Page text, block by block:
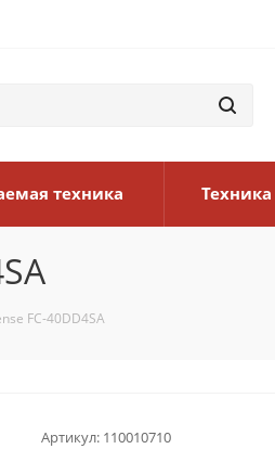
техника
FC-40DD4SA
Артикул: 110010710